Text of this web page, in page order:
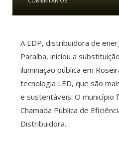
A EDP, distribuidora de
Paraíba, iniciou a
iluminação pública em
tecnologia LED, que são
e sustentáveis. O município
Chamada Pública de
Distribuidora.